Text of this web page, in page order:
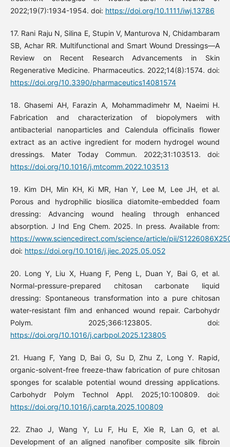
2022;19(7):1934-1954. doi: https://doi.org/10.1111/iwj.13786
17. Rani Raju N, Silina E, Stupin V, Manturova N, Chidambaram
SB, Achar RR. Multifunctional and Smart Wound Dressings—A
Review on Recent Research Advancements in Skin
Regenerative Medicine. Pharmaceutics. 2022;14(8):1574. doi:
https://doi.org/10.3390/pharmaceutics14081574
18. Ghasemi AH, Farazin A, Mohammadimehr M, Naeimi H.
Fabrication and characterization of biopolymers with
antibacterial nanoparticles and Calendula officinalis flower
extract as an active ingredient for modern hydrogel wound
dressings. Mater Today Commun. 2022;31:103513. doi:
https://doi.org/10.1016/j.mtcomm.2022.103513
19. Kim DH, Min KH, Ki MR, Han Y, Lee M, Lee JH, et al.
Porous and hydrophilic biosilica diatomite-embedded foam
dressing: Advancing wound healing through enhanced
absorption. J Ind Eng Chem. 2025. In press. Available from:
https://www.sciencedirect.com/science/article/pii/
doi: https://doi.org/10.1016/j.jiec.2025.05.052
20. Long Y, Liu X, Huang F, Peng L, Duan Y, Bai G, et al.
Normal-pressure-prepared chitosan carbonate liquid
dressing: Spontaneous transformation into a pure chitosan
water-resistant film and enhanced wound repair. Carbohydr
Polym. 2025;366:123805. doi:
https://doi.org/10.1016/j.carbpol.2025.123805
21. Huang F, Yang D, Bai G, Su D, Zhu Z, Long Y. Rapid,
organic-solvent-free freeze-thaw fabrication of pure chitosan
sponges for scalable potential wound dressing applications.
Carbohydr Polym Technol Appl. 2025;10:100809. doi:
https://doi.org/10.1016/j.carpta.2025.100809
22. Zhao J, Wang Y, Lu F, Hu E, Xie R, Lan G, et al.
Development of an aligned nanofiber composite silk fibroin